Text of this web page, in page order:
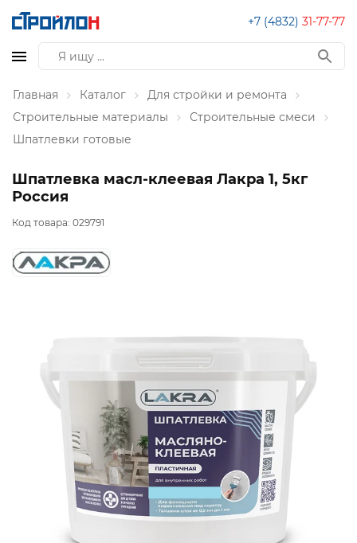
+7 (4832) 31-77-77
Главная Каталог
Для стройки и ремонта
Строительные материалы
Строительные смеси
Шпатлевки готовые
Шпатлевка масл-клеевая Лакра 1, 5кг
Россия
Код товара: 029791